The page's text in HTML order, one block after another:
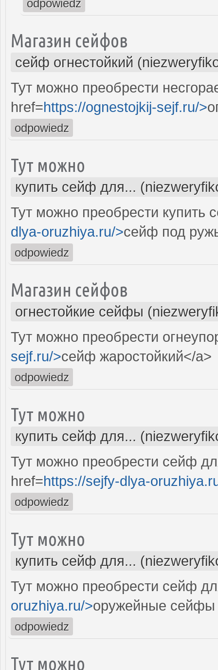
odpowiedz
Магазин сейфов
сейф огнестойкий
Тут можно преобрести
href=https://ognestojkij-sejf.ru/>
odpowiedz
Тут можно
купить сейф для...
Тут можно преобрести купить
dlya-oruzhiya.ru/>сейф под
odpowiedz
Магазин сейфов
огнестойкие сейфы
Тут можно преобрести
sejf.ru/>сейф жаростойкий</a>
odpowiedz
Тут можно
купить сейф для...
Тут можно преобрести сейф
href=https://sejfy-dlya-
odpowiedz
Тут можно
купить сейф для...
Тут можно преобрести сейф
oruzhiya.ru/>оружейные сейфы
odpowiedz
Тут можно